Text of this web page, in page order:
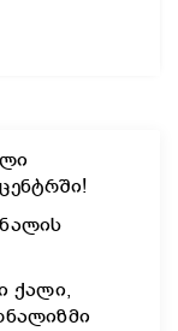
ქალი,